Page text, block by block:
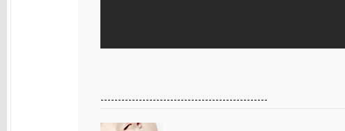
------------------------------------------------